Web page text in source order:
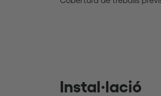
Instal·lació